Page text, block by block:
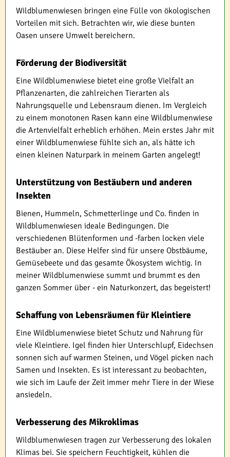
Wildblumenwiesen bringen eine Fülle von ökologischen
Vorteilen mit sich. Betrachten wir, wie diese bunten
Oasen unsere Umwelt bereichern.
Förderung der Biodiversität
Eine Wildblumenwiese bietet eine große Vielfalt an
Pflanzenarten, die zahlreichen Tierarten als
Nahrungsquelle und Lebensraum dienen. Im Vergleich
zu einem monotonen Rasen kann eine Wildblumenwiese
die Artenvielfalt erheblich erhöhen. Mein erstes Jahr mit
einer Wildblumenwiese fühlte sich an, als hätte ich
einen kleinen Naturpark in meinem Garten angelegt!
Unterstützung von Bestäubern und anderen
Insekten
Bienen, Hummeln, Schmetterlinge und Co. finden in
Wildblumenwiesen ideale Bedingungen. Die
verschiedenen Blütenformen und -farben locken viele
Bestäuber an. Diese Helfer sind für unsere Obstbäume,
Gemüsebeete und das gesamte Ökosystem wichtig. In
meiner Wildblumenwiese summt und brummt es den
ganzen Sommer über - ein Naturkonzert, das begeistert!
Schaffung von Lebensräumen für Kleintiere
Eine Wildblumenwiese bietet Schutz und Nahrung für
viele Kleintiere. Igel finden hier Unterschlupf, Eidechsen
sonnen sich auf warmen Steinen, und Vögel picken nach
Samen und Insekten. Es ist interessant zu beobachten,
wie sich im Laufe der Zeit immer mehr Tiere in der Wiese
ansiedeln.
Verbesserung des Mikroklimas
Wildblumenwiesen tragen zur Verbesserung des lokalen
Klimas bei. Sie speichern Feuchtigkeit, kühlen die